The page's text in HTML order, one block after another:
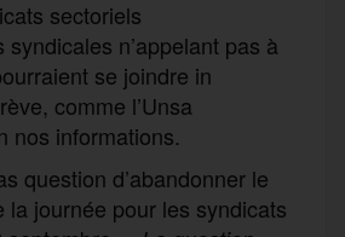
sectoriels
syndicales n’appelant pas à
se joindre in
comme l’Unsa
nos informations.
question d’abandonner le
la journée pour les syndicats